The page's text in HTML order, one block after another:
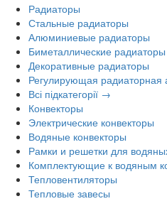
Радиаторы
Стальные радиаторы
Алюминиевые радиаторы
Биметаллические радиаторы
Декоративные радиаторы
Регулирующая радиаторная
Всі підкатегорії →
Конвекторы
Электрические конвекторы
Водяные конвекторы
Рамки и решетки для
Комплектующие к водяным
Тепловентиляторы
Тепловые завесы